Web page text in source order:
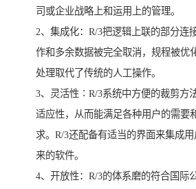
司或企业战略上和运用上的管理。
2、集成化：R/3把逻辑上联的部分连
作和多余数据被完全取消，规程被优
处理取代了传统的人工操作。
3、灵活性∶R/3系统中方便的裁剪方
适应性，从而能满足各种用户的需要
求。R/3还配备有适当的界面来集成
来的软件。
4、开放性：R/3的体系磨的符合国际